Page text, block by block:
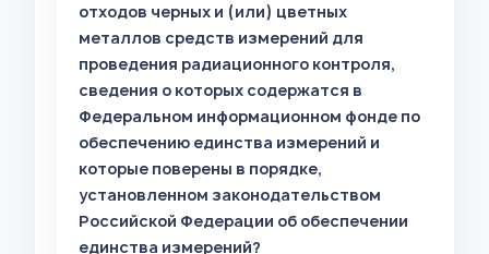
отходов черных и (или) цветных
металлов средств измерений для
проведения радиационного контроля,
сведения о которых содержатся в
Федеральном информационном фонде по
обеспечению единства измерений и
которые поверены в порядке,
установленном законодательством
Российской Федерации об обеспечении
единства измерений?